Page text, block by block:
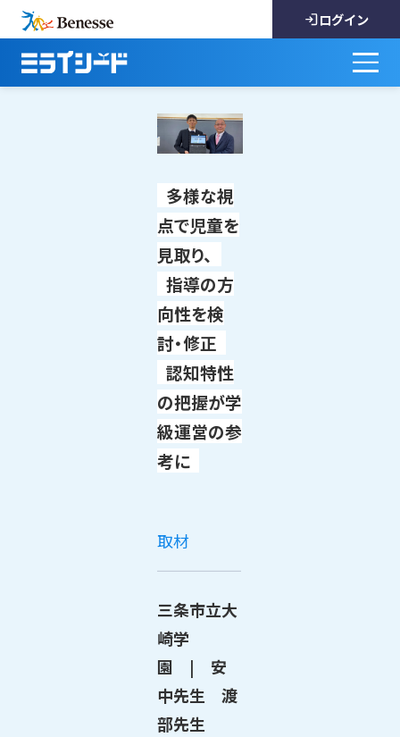
ログイン
多様な視
点で児童を
見取り、
指導の方
向性を検
討・修正
認知特性
の把握が学
級運営の参
考に
取材
三条市立大
崎学
園 | 安
中先生 渡
部先生